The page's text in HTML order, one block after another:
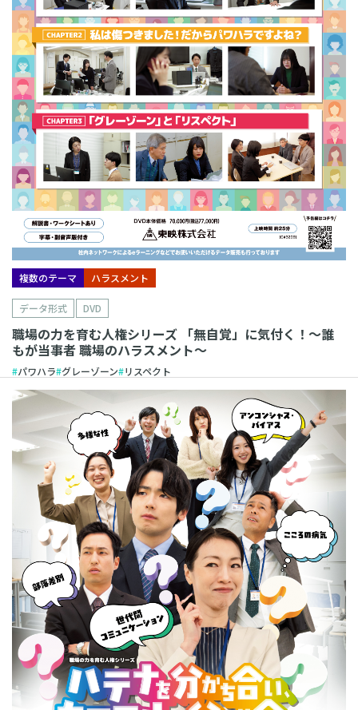
複数のテーマ ハラスメント
データ形式 DVD
職場の力を育む人権シリーズ 「無自覚」に気付く！～誰
もが当事者 職場のハラスメント～
パワハラ グレーゾーン リスペクト